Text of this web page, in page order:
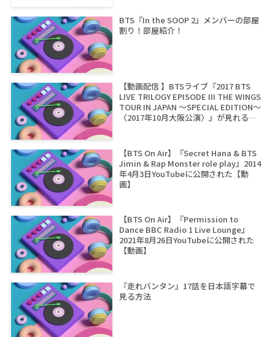
BTS『In the SOOP 2』メンバーの部屋
割り！部屋紹介！
【動画配信 】BTSライブ『2017 BTS
LIVE TRILOGY EPISODE III THE WINGS
TOUR IN JAPAN ～SPECIAL EDITION～
〈2017年10月大阪公演〉』が見れるサ
【BTS On Air】『Secret Hana & BTS
Jimin & Rap Monster role play』2014
年4月3日YouTubeに公開された【動
画】
【BTS On Air】『Permission to
Dance BBC Radio 1 Live Lounge』
2021年8月26日YouTubeに公開された
【動画】
『走れバンタン』17話を日本語字幕で
見る方法